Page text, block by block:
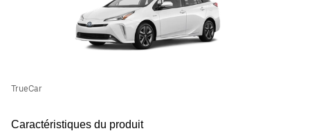
TrueCar
Caractéristiques du produit